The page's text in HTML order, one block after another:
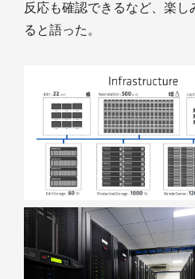
反応も確認できるなど、楽
ると語った。